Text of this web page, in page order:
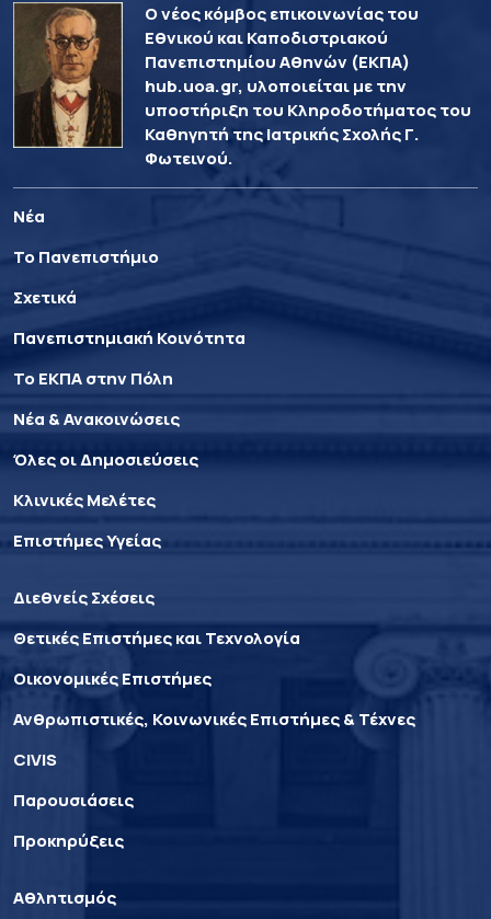
Ο νέος κόμβος επικοινωνίας του
Εθνικού και Καποδιστριακού
Πανεπιστημίου Αθηνών (ΕΚΠΑ)
hub.uoa.gr, υλοποιείται με την
υποστήριξη του Κληροδοτήματος του
Καθηγητή της Ιατρικής Σχολής Γ.
Φωτεινού.
Νέα
Το Πανεπιστήμιο
Σχετικά
Πανεπιστημιακή Κοινότητα
Το ΕΚΠΑ στην Πόλη
Νέα & Ανακοινώσεις
Όλες οι Δημοσιεύσεις
Κλινικές Μελέτες
Επιστήμες Υγείας
Διεθνείς Σχέσεις
Θετικές Επιστήμες και Τεχνολογία
Οικονομικές Επιστήμες
Ανθρωπιστικές, Κοινωνικές Επιστήμες & Τέχνες
CIVIS
Παρουσιάσεις
Προκηρύξεις
Αθλητισμός